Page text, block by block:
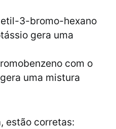
3-bromo-hexano
gera uma
com o
uma mistura
estão corretas: